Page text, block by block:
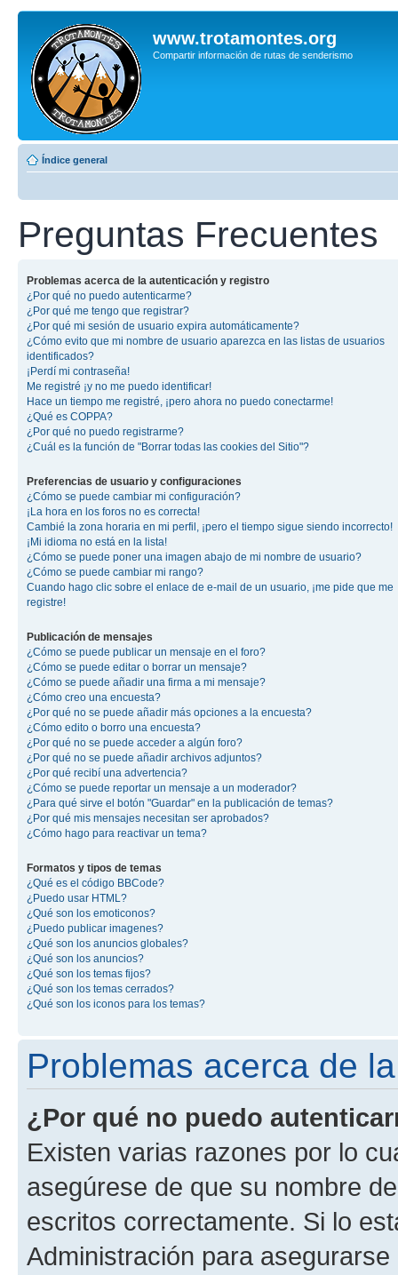
www.trotamontes.org
Compartir información de rutas de senderismo
Índice general
Preguntas Frecuentes
Problemas acerca de la autenticación y registro
¿Por qué no puedo autenticarme?
¿Por qué me tengo que registrar?
¿Por qué mi sesión de usuario expira automáticamente?
¿Cómo evito que mi nombre de usuario aparezca en las listas de usuarios
identificados?
¡Perdí mi contraseña!
Me registré ¡y no me puedo identificar!
Hace un tiempo me registré, ¡pero ahora no puedo conectarme!
¿Qué es COPPA?
¿Por qué no puedo registrarme?
¿Cuál es la función de "Borrar todas las cookies del Sitio"?
Preferencias de usuario y configuraciones
¿Cómo se puede cambiar mi configuración?
¡La hora en los foros no es correcta!
Cambié la zona horaria en mi perfil, ¡pero el tiempo sigue siendo incorrecto!
¡Mi idioma no está en la lista!
¿Cómo se puede poner una imagen abajo de mi nombre de usuario?
¿Cómo se puede cambiar mi rango?
Cuando hago clic sobre el enlace de e-mail de un usuario, ¡me pide que me
registre!
Publicación de mensajes
¿Cómo se puede publicar un mensaje en el foro?
¿Cómo se puede editar o borrar un mensaje?
¿Cómo se puede añadir una firma a mi mensaje?
¿Cómo creo una encuesta?
¿Por qué no se puede añadir más opciones a la encuesta?
¿Cómo edito o borro una encuesta?
¿Por qué no se puede acceder a algún foro?
¿Por qué no se puede añadir archivos adjuntos?
¿Por qué recibí una advertencia?
¿Cómo se puede reportar un mensaje a un moderador?
¿Para qué sirve el botón "Guardar" en la publicación de temas?
¿Por qué mis mensajes necesitan ser aprobados?
¿Cómo hago para reactivar un tema?
Formatos y tipos de temas
¿Qué es el código BBCode?
¿Puedo usar HTML?
¿Qué son los emoticonos?
¿Puedo publicar imagenes?
¿Qué son los anuncios globales?
¿Qué son los anuncios?
¿Qué son los temas fijos?
¿Qué son los temas cerrados?
¿Qué son los iconos para los temas?
Problemas acerca de
¿Por qué no puedo
Existen varias razones por lo
asegúrese de que su nombre
escritos correctamente. Si lo
Administración para